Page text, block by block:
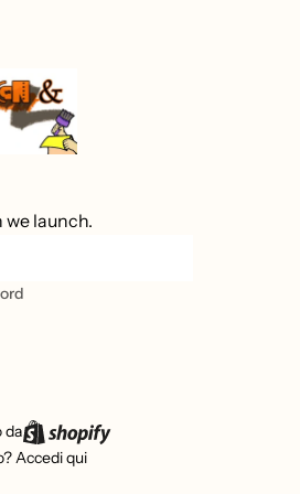
we launch.
da
Accedi qui